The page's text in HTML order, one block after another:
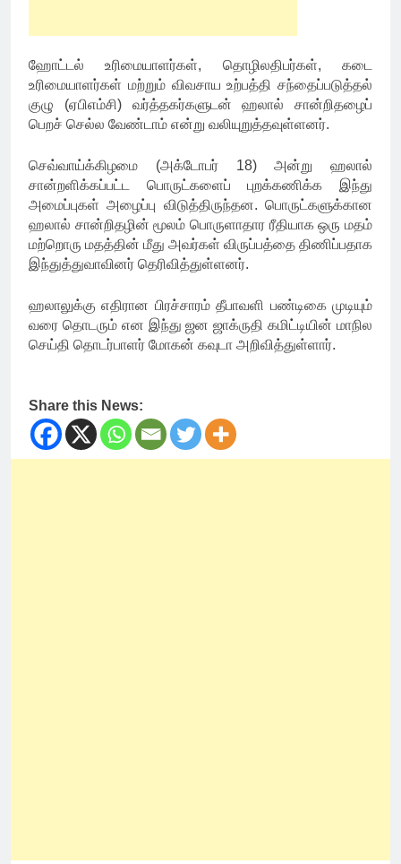
ஹோட்டல் உரிமையாளர்கள், தொழிலதிபர்கள், கடை
உரிமையாளர்கள் மற்றும் விவசாய உற்பத்தி சந்தைப்படுத்தல்
குழு (ஏபிஎம்சி) வர்த்தகர்களுடன் ஹலால் சான்றிதழைப்
பெறச் செல்ல வேண்டாம் என்று வலியுறுத்தவுள்ளனர்.
செவ்வாய்க்கிழமை (அக்டோபர் 18) அன்று ஹலால்
சான்றளிக்கப்பட்ட பொருட்களைப் புறக்கணிக்க இந்து
அமைப்புகள் அழைப்பு விடுத்திருந்தன. பொருட்களுக்கான
ஹலால் சான்றிதழின் மூலம் பொருளாதார ரீதியாக ஒரு மதம்
மற்றொரு மதத்தின் மீது அவர்கள் விருப்பத்தை திணிப்பதாக
இந்துத்துவாவினர் தெரிவித்துள்ளனர்.
ஹலாலுக்கு எதிரான பிரச்சாரம் தீபாவளி பண்டிகை முடியும்
வரை தொடரும் என இந்து ஜன ஜாக்ருதி கமிட்டியின் மாநில
செய்தி தொடர்பாளர் மோகன் கவுடா அறிவித்துள்ளார்.
Share this News: